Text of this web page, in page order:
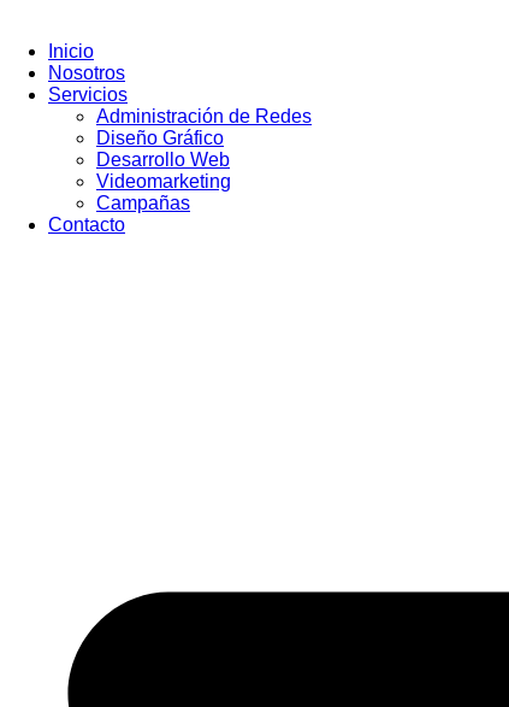
contenido
Inicio
Nosotros
Servicios
Administración de Redes
Diseño Gráfico
Desarrollo Web
Videomarketing
Campañas
Contacto